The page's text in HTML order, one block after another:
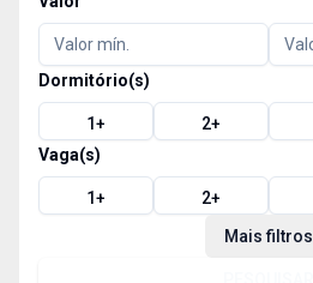
Dormitório(s)
1+ 2+
Vaga(s)
1+ 2+
Mais filtros